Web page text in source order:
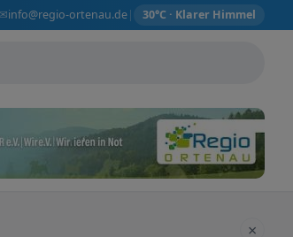
✉info@regio-ortenau.de| 30°C · Klarer Himmel
×